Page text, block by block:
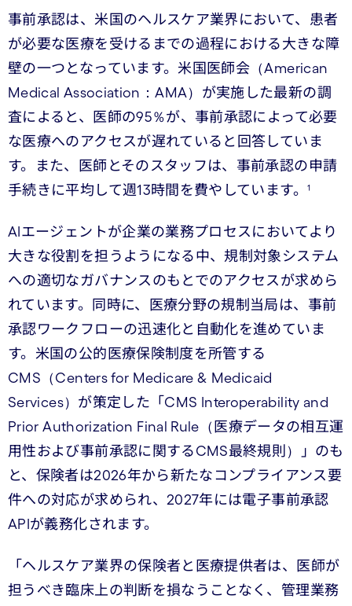
事前承認は、米国のヘルスケア業界において、患者
が必要な医療を受けるまでの過程における大きな障
壁の一つとなっています。米国医師会（American
Medical Association：AMA）が実施した最新の調
査によると、医師の95％が、事前承認によって必要
な医療へのアクセスが遅れていると回答していま
す。また、医師とそのスタッフは、事前承認の申請
手続きに平均して週13時間を費やしています。¹
AIエージェントが企業の業務プロセスにおいてより
大きな役割を担うようになる中、規制対象システム
への適切なガバナンスのもとでのアクセスが求めら
れています。同時に、医療分野の規制当局は、事前
承認ワークフローの迅速化と自動化を進めていま
す。米国の公的医療保険制度を所管する
CMS（Centers for Medicare & Medicaid
Services）が策定した「CMS Interoperability and
Prior Authorization Final Rule（医療データの相互運
用性および事前承認に関するCMS最終規則）」のも
と、保険者は2026年から新たなコンプライアンス要
件への対応が求められ、2027年には電子事前承認
APIが義務化されます。
「ヘルスケア業界の保険者と医療提供者は、医師が
担うべき臨床上の判断を損なうことなく、管理業務